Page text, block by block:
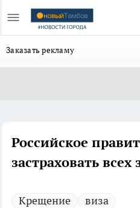
Заказать рекламу
Российское
застраховать всех
Крещение виза